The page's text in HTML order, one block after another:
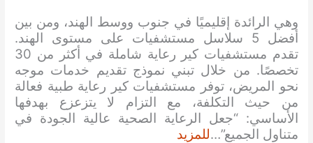
وهي الرائدة إقليميًا في جنوب ووسط الهند، ومن بين
أفضل 5 سلاسل مستشفيات على مستوى الهند.
تقدم مستشفيات كير رعاية شاملة في أكثر من 30
تخصصًا. من خلال تبني نموذج تقديم خدمات موجه
نحو المريض، توفر مستشفيات كير رعاية طبية فعالة
من حيث التكلفة، مع التزام لا يتزعزع بهدفها
الأساسي: “جعل الرعاية الصحية عالية الجودة في
متناول الجميع”…للمزيد